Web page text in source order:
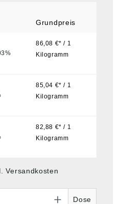
Grundpreis
86,08 €* / 1
Kilogramm
85,04 €* / 1
Kilogramm
82,88 €* / 1
Kilogramm
Versandkosten
Dose